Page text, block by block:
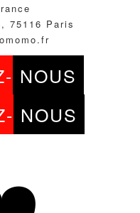
75116 Paris
NOUS
NOUS